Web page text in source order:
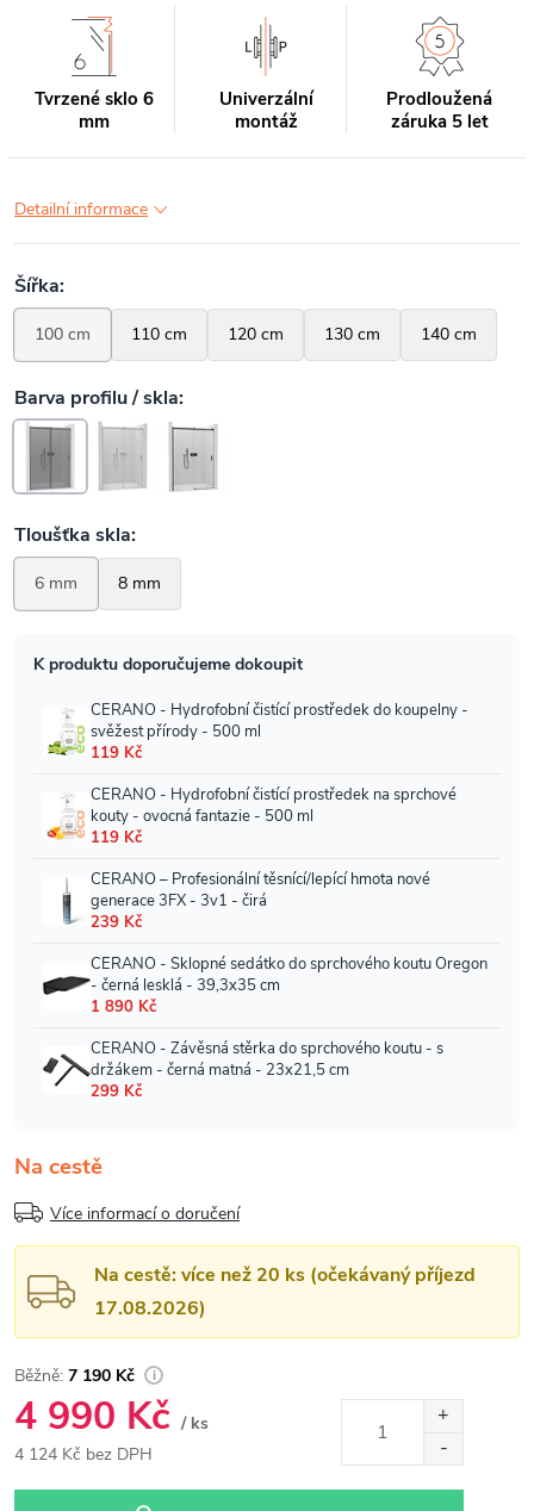
Tvrzené sklo 6
mm
Univerzální
montáž
Prodloužená
záruka 5 let
Detailní informace
Na cestě
Více informací o doručení
Na cestě: více než 20 ks (očekávaný příjezd
17.08.2026)
7 190 Kč
4 990 Kč / ks
4 124 Kč bez DPH